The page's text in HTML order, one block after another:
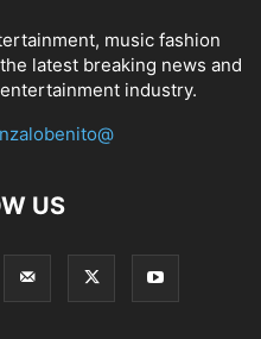
music fashion
latest breaking news and
industry.
US